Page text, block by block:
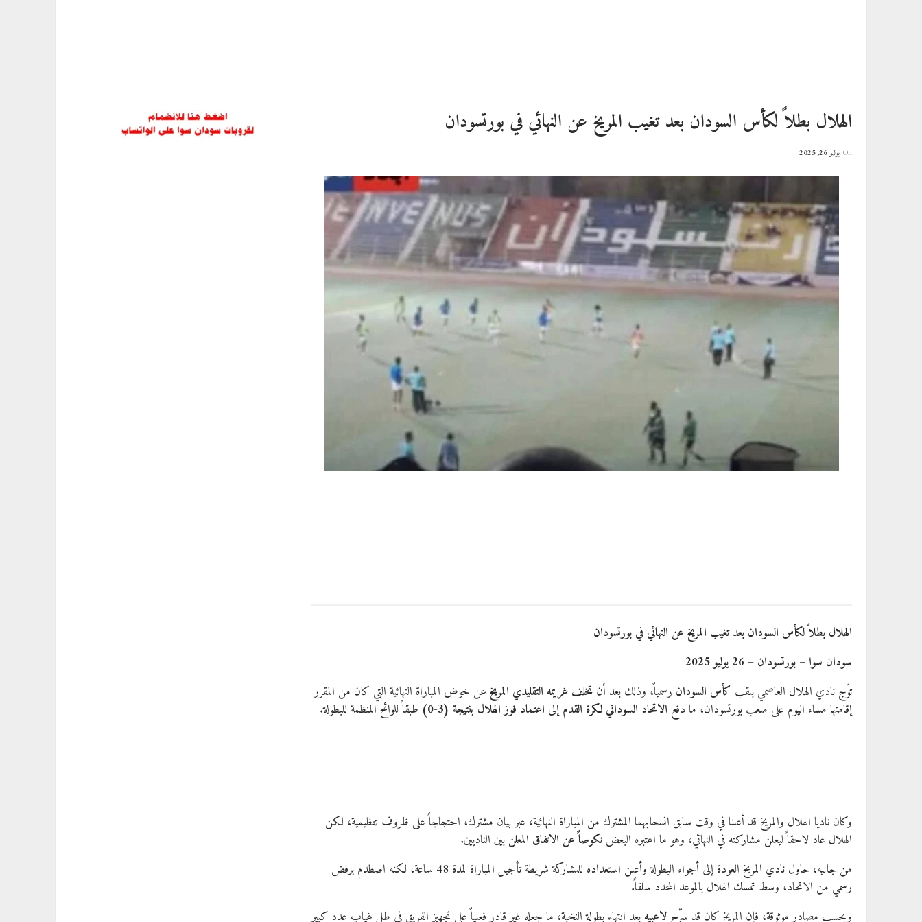
الهلال بطلاً لكأس السودان بعد تغيب المريخ عن النهائي في بورتسودان
On يوليو 26, 2025
الهلال بطلاً لكأس السودان بعد تغيب المريخ عن النهائي في بورتسودان
سودان سوا – بورتسودان – 26 يوليو 2025
توّج نادي الهلال العاصمي بلقب كأس السودان رسمياً، وذلك بعد أن تخلف غريمه التقليدي المريخ عن خوض المباراة النهائية التي كان من المقرر
إقامتها مساء اليوم على ملعب بورتسودان، ما دفع الاتحاد السوداني لكرة القدمإلى اعتماد فوز الهلال بنتيجة (3-0) طبقاً للوائح المنظمة للبطولة.
وكان ناديا الهلال والمريخ قد أعلنا في وقت سابق انسحابهما المشترك من المباراة النهائية، عبر بيان مشترك، احتجاجاً على ظروف تنظيمية، لكن
الهلال عاد لاحقاً ليعلن مشاركته في النهائي، وهو ما اعتبره البعض نكوصاً عن الاتفاق المعلن بين الناديين.
من جانبه، حاول نادي المريخ العودة إلى أجواء البطولة وأعلن استعداده للمشاركة شريطة تأجيل المباراة لمدة 48 ساعة، لكنه اصطدم برفض
رسمي من الاتحاد، وسط تمسك الهلال بالموعد المحدد سلفاً.
وبحسب مصادر موثوقة، فإن المريخ كان قد سرّح لاعبيه بعد انتهاء بطولة النخبة، ما جعله غير قادر فعلياً على تجهيز الفريق في ظل غياب عدد كبير